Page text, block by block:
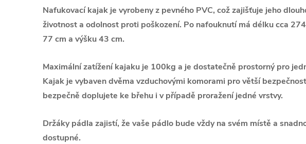
Nafukovací kajak je vyrobeny z pevného PVC, což zajišťuje jeho
životnost a odolnost proti poškození. Po nafouknutí má délku cca
77 cm a výšku 43 cm.
Maximální zatížení kajaku je 100kg a je dostatečně prostorný pro
Kajak je vybaven dvěma vzduchovými komorami pro větší
bezpečně doplujete ke břehu i v případě proražení jedné vrstvy.
Držáky pádla zajistí, že vaše pádlo bude vždy na svém místě a
dostupné.